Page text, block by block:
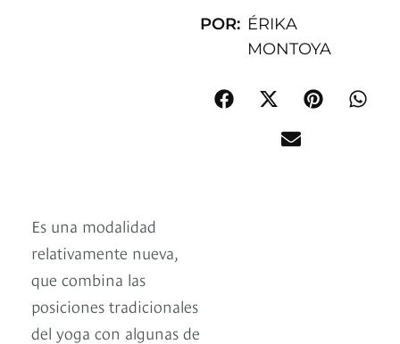
POR: ÉRIKA
MONTOYA
Es una modalidad
relativamente nueva,
que combina las
posiciones tradicionales
del yoga con algunas de